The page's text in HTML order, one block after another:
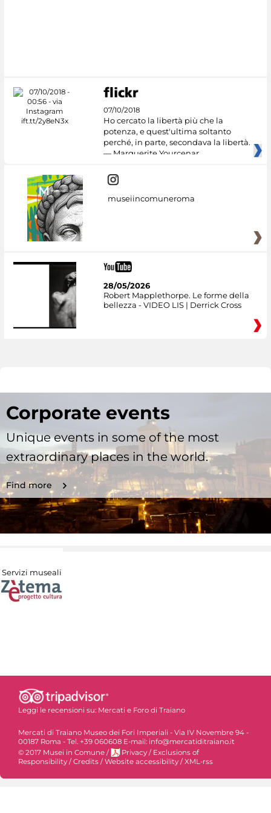
07/10/2018
Ho cercato la libertà più che la
potenza, e quest'ultima soltanto
perché, in parte, secondava la libertà.
— Marguerite Yourcenar
museiincomuneroma
28/05/2026
Robert Mapplethorpe. Le forme della
bellezza - VIDEO LIS | Derrick Cross
Corporate events
Unique events in some of the most
extraordinary places in the world.
Find more
Servizi museali
Leggi le recensioni su: Mercati e Foro di Traiano
Mercati di Traiano Museo dei Fori Imperiali - Via IV Novembre 94 -
00187 Roma - Tel. +39 060608 E-mail: info@mercatiditraiano.it
© 2017 Musei in Comune / Privacy / Exclusions of
Responsibility / Credits / Website accessibility / XML-rss